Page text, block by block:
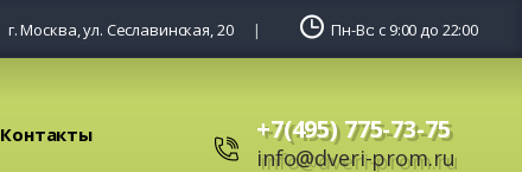
г. Москва, ул. Сеславинская, 20 Пн-Вс: с 9:00 до 22:00
Контакты +7(495) 775-73-75
info@dveri-prom.ru